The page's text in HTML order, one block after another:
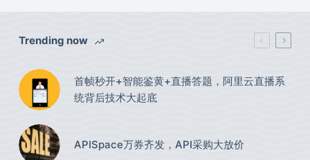
Trending now
首帧秒开+智能鉴黄+直播答题，阿里云直播系
统背后技术大起底
APISpace万券齐发，API采购大放价